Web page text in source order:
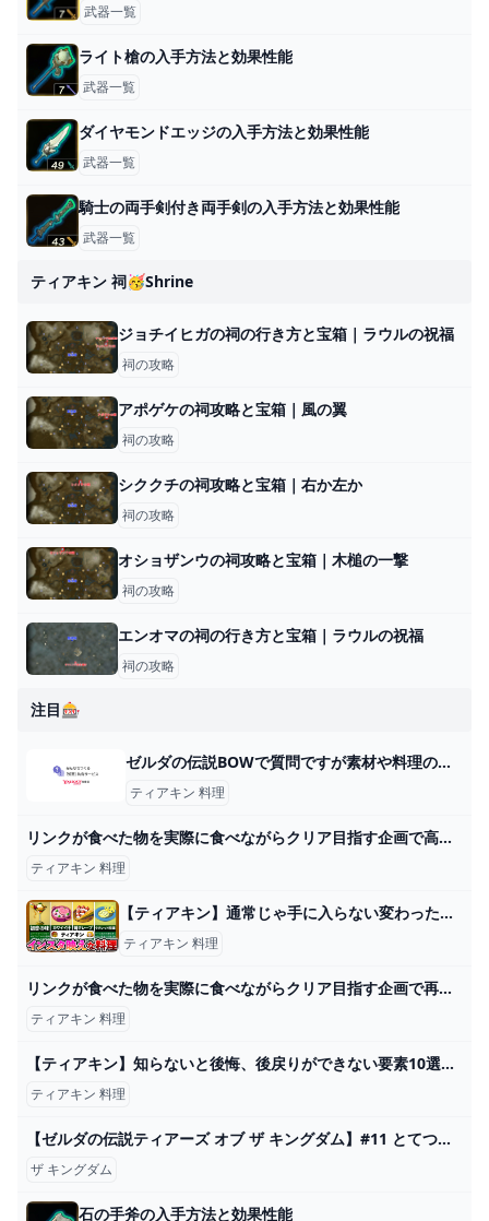
武器一覧
ライト槍の入手方法と効果性能
武器一覧
ダイヤモンドエッジの入手方法と効果性能
武器一覧
騎士の両手剣付き両手剣の入手方法と効果性能
武器一覧
ティアキン 祠🥳shrine
ジョチイヒガの祠の行き方と宝箱｜ラウルの祝福
祠の攻略
アポゲケの祠攻略と宝箱｜風の翼
祠の攻略
シククチの祠攻略と宝箱｜右か左か
祠の攻略
オショザンウの祠攻略と宝箱｜木槌の一撃
祠の攻略
エンオマの祠の行き方と宝箱｜ラウルの祝福
祠の攻略
注目🎰
ゼルダの伝説BOWで質問ですが素材や料理のポーチって枠無限です... - Yahoo!知恵袋
ティアキン 料理
リンクが食べた物を実際に食べながらクリア目指す企画で高級カクテル作ってみたｗｗｗ【ティアキン】【料理】【ゼルダの伝説ティアーズオブザキングダム】Part12 - YouTube
ティアキン 料理
【ティアキン】通常じゃ手に入らない変わった料理 - YouTube
ティアキン 料理
リンクが食べた物を実際に食べながらクリア目指す企画で再現度高い料理食べてみたｗｗｗ【ティアキン】【料理】【ゼルダの伝説ティアーズオブザキングダム】Part7 - YouTube
ティアキン 料理
【ティアキン】知らないと後悔、後戻りができない要素10選【ゼルダの伝説ティアーズオブザキングダム】 - YouTube
ティアキン 料理
【ゼルダの伝説ティアーズ オブ ザ キングダム】#11 とてつもなく広い世界を探索！ティアキン完全初見プレイ【 #新人VTuber /夜野あと】 - YouTube
ザ キングダム
石の手斧の入手方法と効果性能